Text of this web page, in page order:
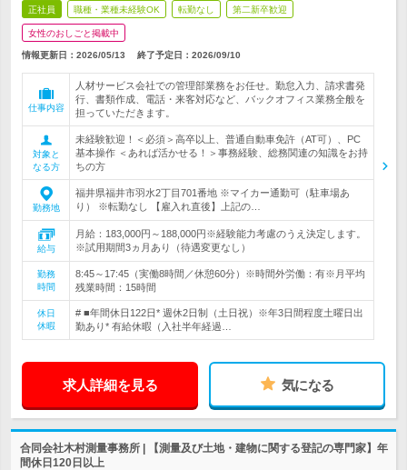
正社員 職種・業種未経験OK 転勤なし 第二新卒歓迎
女性のおしごと掲載中
情報更新日：2026/05/13 終了予定日： 2026/09/10
仕事内容
人材サービス会社での管理部業務をお任せ。勤怠入力、請求書発
行、書類作成、電話・来客対応など、バックオフィス業務全般を
担っていただきます。
対象と
なる方
未経験歓迎！＜必須＞高卒以上、普通自動車免許（AT可）、PC
基本操作 ＜あれば活かせる！＞事務経験、総務関連の知識をお持
ちの方
勤務地
福井県福井市羽水2丁目701番地 ※マイカー通勤可（駐車場あ
り） ※転勤なし 【雇入れ直後】上記の…
給与
月給：183,000円～188,000円※経験能力考慮のうえ決定します。
※試用期間3ヵ月あり（待遇変更なし）
勤務
時間
8:45～17:45（実働8時間／休憩60分）※時間外労働：有※月平均
残業時間：15時間
休日
休暇
# ■年間休日122日* 週休2日制（土日祝）※年3日間程度土曜日出
勤あり* 有給休暇（入社半年経過…
求人詳細を見る 気になる
合同会社木村測量事務所 | 【測量及び土地・建物に関する登記の専門家】年
間休日120日以上